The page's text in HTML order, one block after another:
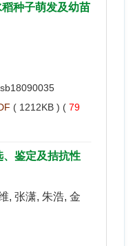
种子萌发及幼苗
( 1212KB ) ( 79
鉴定及拮抗性
, 张潇, 朱浩, 金